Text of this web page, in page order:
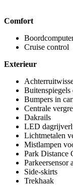
Comfort
Cruise control
Exterieur
Buitenspiegels
Bumpers in
Centrale
Dakrails
LED
Lichtmetalen
Mistlampen
Park Distance
Parkeersensor
Side-skirts
Trekhaak